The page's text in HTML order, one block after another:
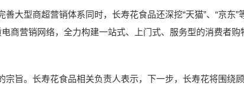
型商超营销体系同时，长寿花食品还深挖“天猫”、“京东”
商营销网络，全力构建一站式、上门式、服务型的消费者购
。长寿花食品相关负责人表示，下一步，长寿花将围绕顾